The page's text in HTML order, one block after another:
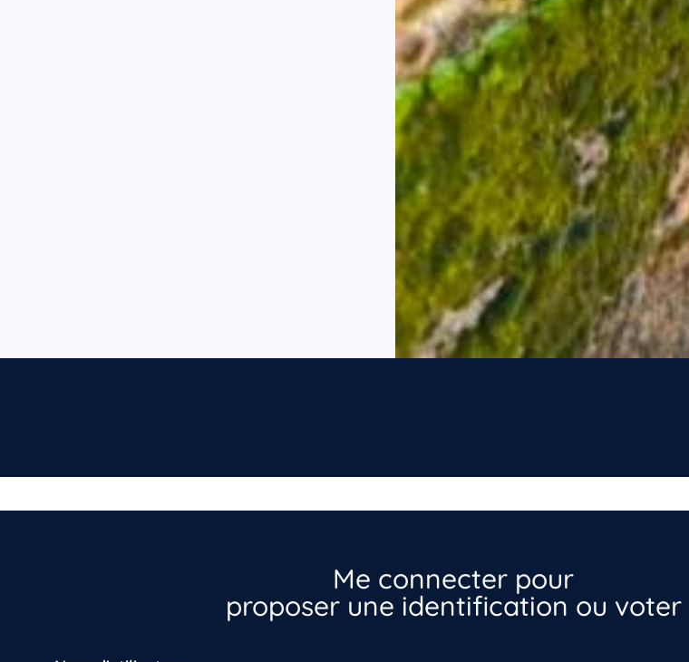
Me connecter pour
proposer une identification ou voter